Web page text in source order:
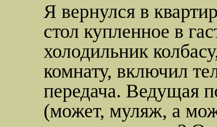
Я вернулся в
стол купленное в
холодильник
комнату, включил
передача. Ведущая
(может, муляж, а